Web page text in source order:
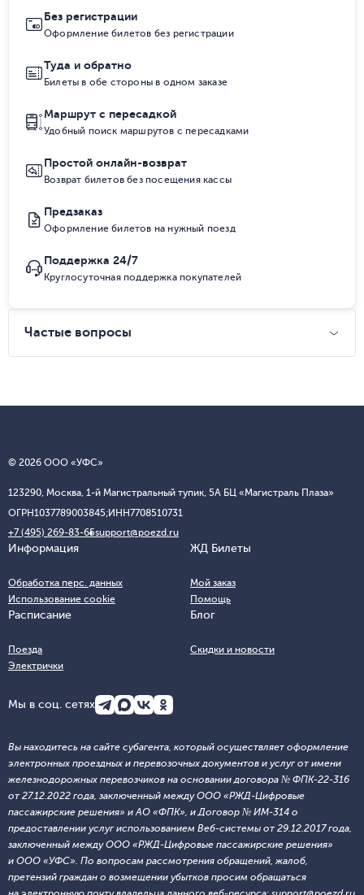
Без регистрации
Оформление билетов без регистрации
Туда и обратно
Билеты в обе стороны в одном заказе
Маршрут с пересадкой
Удобный поиск маршрутов с пересадками
Простой онлайн-возврат
Возврат билетов без посещения кассы
Предзаказ
Оформление билетов на нужный поезд
Поддержка 24/7
Круглосуточная поддержка покупателей
Частые вопросы
© 2026 ООО «УФС»
123290, Москва, 1-й Магистральный тупик, 5А БЦ «Магистраль Плаза»
ОГРН1037789003845;ИНН7708510731
+7 (495) 269-83-65support@poezd.ru
Информация
Обработка перс. данных
Использование cookie
ЖД Билеты
Мой заказ
Помощь
Расписание
Поезда
Электрички
Блог
Скидки и новости
Мы в соц. сетях
Вы находитесь на сайте субагента, который осуществляет оформление
электронных проездных и перевозочных документов и услуг от имени
железнодорожных перевозчиков на основании договора № ФПК-22-316
от 27.12.2022 года, заключенный между ООО «РЖД-Цифровые
пассажирские решения» и АО «ФПК», и Договор № ИМ-314 о
предоставлении услуг использованием Веб-системы от 29.12.2017 года,
заключенный между ООО «РЖД-Цифровые пассажирские решения»
и ООО «УФС». По вопросам рассмотрения обращений, жалоб,
претензий граждан о возмещении убытков просим обращаться